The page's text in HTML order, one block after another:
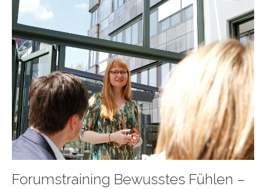
Forumstraining Bewusstes Fühlen –